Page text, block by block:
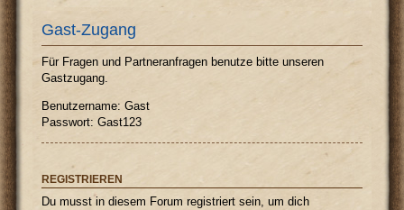
Gast-Zugang
Für Fragen und Partneranfragen benutze bitte unseren
Gastzugang.
Benutzername: Gast
Passwort: Gast123
REGISTRIEREN
Du musst in diesem Forum registriert sein, um dich